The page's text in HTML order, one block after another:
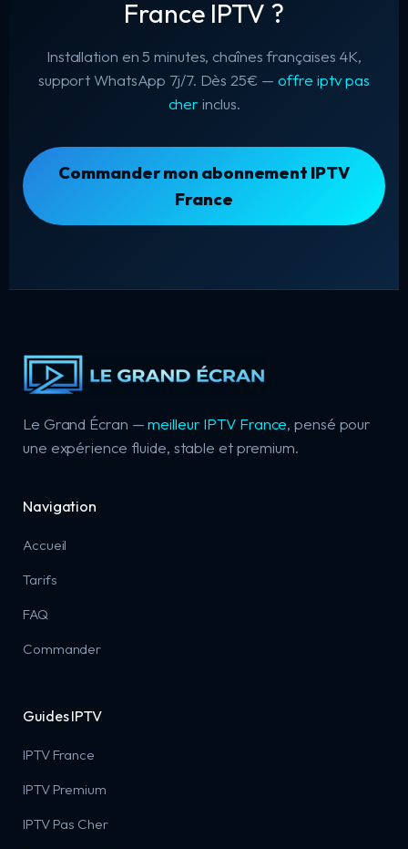
France IPTV ?
Installation en 5 minutes, chaînes françaises 4K,
support WhatsApp 7j/7. Dès 25€ — offre iptv pas
cher inclus.
Commander mon abonnement IPTV
France
Le Grand Écran —meilleur IPTV France, pensé pour
une expérience fluide, stable et premium.
Navigation
Accueil
Tarifs
FAQ
Commander
Guides IPTV
IPTV France
IPTV Premium
IPTV Pas Cher